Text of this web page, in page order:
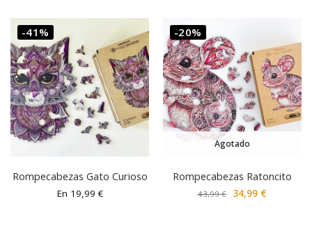
-41%
Rompecabezas Gato Curioso
En 19,99€
-20%
Agotado
Rompecabezas Ratoncito
43,99€ 34,99 €